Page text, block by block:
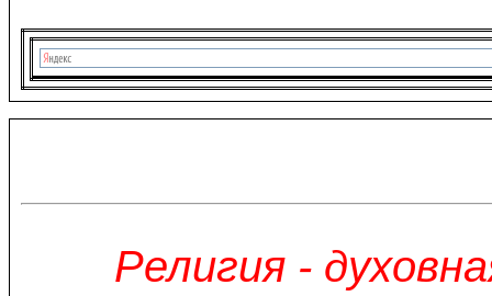
Религия -